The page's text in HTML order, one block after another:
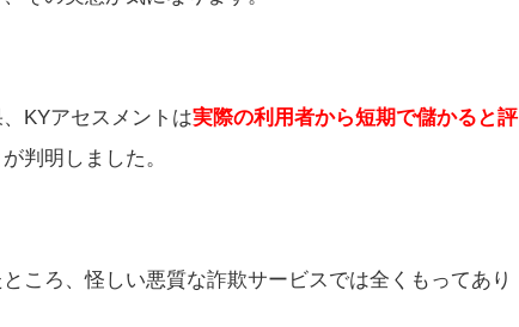
KYアセスメントは実際の利用者から短期で儲かると評
が判明しました。
ころ、怪しい悪質な詐欺サービスでは全くもってあり